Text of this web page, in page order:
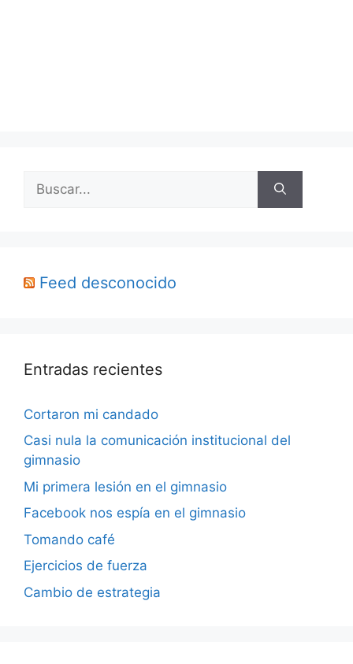
Feed desconocido
Entradas recientes
Cortaron mi candado
Casi nula la comunicación institucional del
gimnasio
Mi primera lesión en el gimnasio
Facebook nos espía en el gimnasio
Tomando café
Ejercicios de fuerza
Cambio de estrategia